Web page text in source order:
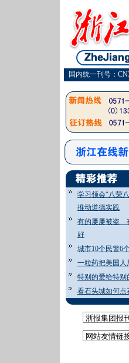
国内统一刊号：
学习领会“八荣
推动道德实践
有的屡屡被盗
好
城市10个民警6
一粒药把美国人
特别的爱给特别
看石头城如何点